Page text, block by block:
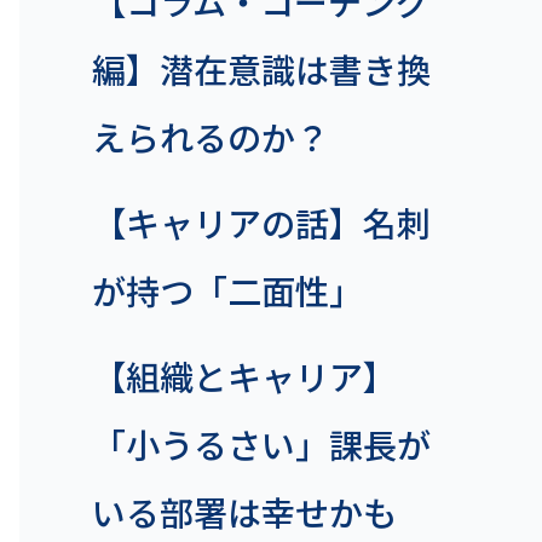
編】潜在意識は書き換
えられるのか？
【キャリアの話】名刺
が持つ「二面性」
【組織とキャリア】
「小うるさい」課長が
いる部署は幸せかも